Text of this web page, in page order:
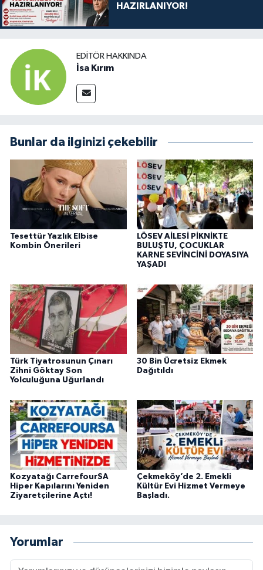
HAZIRLANIYOR!
EDITÖR HAKKINDA
İsa Kırım
Bunlar da ilginizi çekebilir
Tesettür Yazlık Elbise
Kombin Önerileri
LÖSEV AİLESİ PİKNİKTE
BULUŞTU, ÇOCUKLAR
KARNE SEVİNCİNİ DOYASIYA
YAŞADI
Türk Tiyatrosunun Çınarı
Zihni Göktay Son
Yolculuğuna Uğurlandı
30 Bin Ücretsiz Ekmek
Dağıtıldı
Kozyatağı CarrefourSA
Hiper Kapılarını Yeniden
Ziyaretçilerine Açtı!
Çekmeköy’de 2. Emekli
Kültür Evi Hizmet Vermeye
Başladı.
Yorumlar